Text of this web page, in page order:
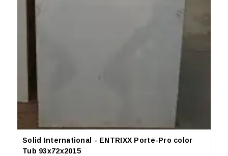
Solid International - ENTRIXX Porte-Pro color
Tub 93x72x2015